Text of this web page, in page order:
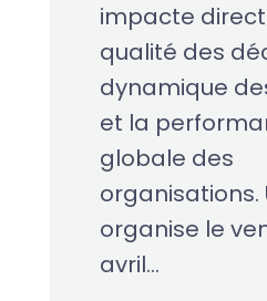
impacte
qualité des
dynamique
et la
globale des
organisations.
organise le
avril...